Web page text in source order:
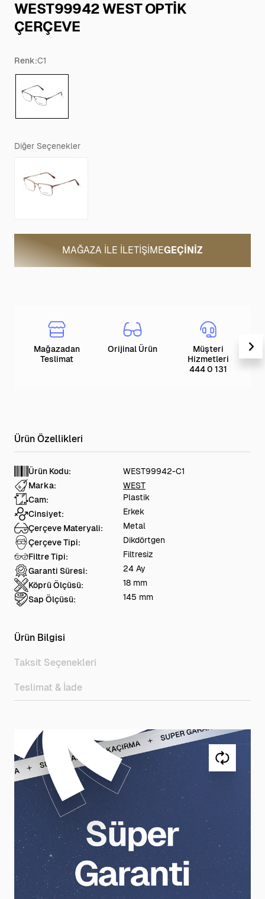
WEST99942 WEST OPTİK
ÇERÇEVE
Renk:C1
Diğer Seçenekler
MAĞAZA ILE İLETIŞIMEGEÇINIZ
Mağazadan
Teslimat
Orijinal Ürün
Müşteri
Hizmetleri
444 0 131
Ürün Kodu:
WEST99942-C1
Marka:
WEST
Cam:
Plastik
Cinsiyet:
Erkek
Çerçeve Materyali:
Metal
Çerçeve Tipi:
Dikdörtgen
Filtre Tipi:
Filtresiz
Garanti Süresi:
24 Ay
Köprü Ölçüsü:
18 mm
Sap Ölçüsü:
145 mm
Ürün Bilgisi
Taksit Seçenekleri
Teslimat & İade